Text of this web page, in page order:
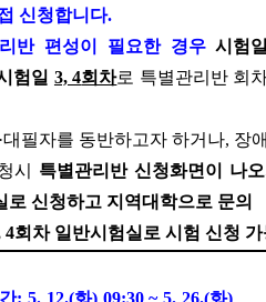
신청합니다.
반 편성이 필요한 경우 시험
험일 3, 4회차로 특별관리반 회
·대필자를 동반하고자 하거나, 장
시 특별관리반 신청화면이 나
로 신청하고 지역대학으로 문의
4회차 일반시험실로 시험 신청 가
: 5. 12.(화) 09:30 ~ 5. 26.(화)